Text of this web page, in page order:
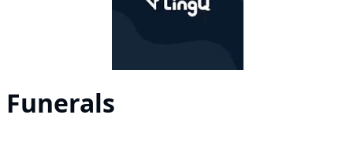
Funerals